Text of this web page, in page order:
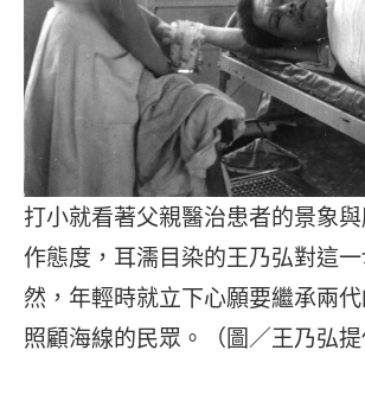
打小就看著父親醫治患者的景象
作態度，耳濡目染的王乃弘對這
然，年輕時就立下心願要繼承兩
照顧海線的民眾。（圖／王乃弘提